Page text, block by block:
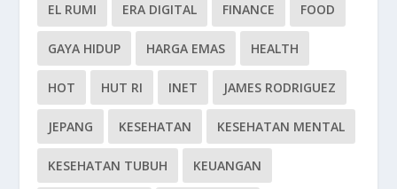
EL RUMI ERA DIGITAL FINANCE FOOD
GAYA HIDUP HARGA EMAS HEALTH
HOT HUT RI INET JAMES RODRIGUEZ
JEPANG KESEHATAN KESEHATAN MENTAL
KESEHATAN TUBUH KEUANGAN